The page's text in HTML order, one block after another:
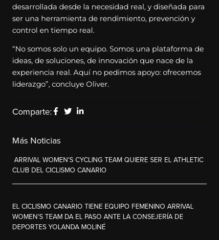
desarrollada desde la necesidad real, y diseñada para
ser una herramienta de rendimiento, prevención y
control en tiempo real.
“No somos solo un equipo. Somos una plataforma de
ideas, de soluciones, de innovación que nace de la
experiencia real. Aquí no pedimos apoyo: ofrecemos
liderazgo”, concluye Oliver.
Comparte:
Más Noticias
ARRIVAL WOMEN’S CYCLING TEAM QUIERE SER EL ATHLETIC
CLUB DEL CICLISMO CANARIO
EL CICLISMO CANARIO TIENE EQUIPO FEMENINO ARRIVAL
WOMEN’S TEAM DA EL PASO ANTE LA CONSEJERÍA DE
DEPORTES YOLANDA MOLINÉ